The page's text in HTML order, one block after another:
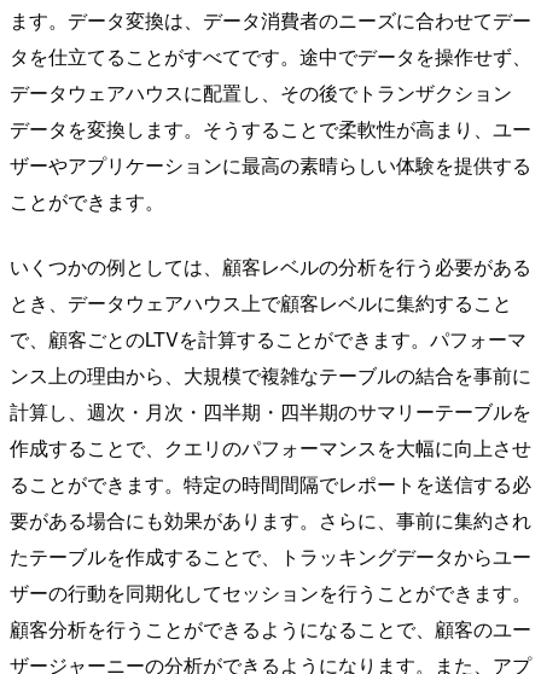
ます。データ変換は、データ消費者のニーズに合わせてデー
タを仕立てることがすべてです。途中でデータを操作せず、
データウェアハウスに配置し、その後でトランザクション
データを変換します。そうすることで柔軟性が高まり、ユー
ザーやアプリケーションに最高の素晴らしい体験を提供する
ことができます。
いくつかの例としては、顧客レベルの分析を行う必要がある
とき、データウェアハウス上で顧客レベルに集約すること
で、顧客ごとのLTVを計算することができます。パフォーマ
ンス上の理由から、大規模で複雑なテーブルの結合を事前に
計算し、週次・月次・四半期・四半期のサマリーテーブルを
作成することで、クエリのパフォーマンスを大幅に向上させ
ることができます。特定の時間間隔でレポートを送信する必
要がある場合にも効果があります。さらに、事前に集約され
たテーブルを作成することで、トラッキングデータからユー
ザーの行動を同期化してセッションを行うことができます。
顧客分析を行うことができるようになることで、顧客のユー
ザージャーニーの分析ができるようになります。また、アプ